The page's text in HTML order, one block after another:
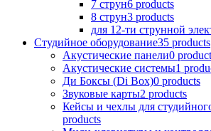
7 струн6 products
8 струн3 products
для 12-ти струнной
Студийное оборудование35 products
Акустические панели0
Акустические системы1
Ди Боксы (Di Box)0 products
Звуковые карты2 products
Кейсы и чехлы для
products